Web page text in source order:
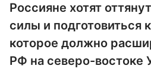
Россияне хотят
силы и подготовиться
которое должно
РФ на северо-востоке